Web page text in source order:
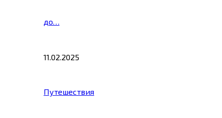
до…
11.02.2025
Путешествия